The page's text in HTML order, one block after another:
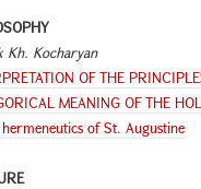
Kh. Kocharyan
OF THE
MEANING OF THE
of St. Augustine